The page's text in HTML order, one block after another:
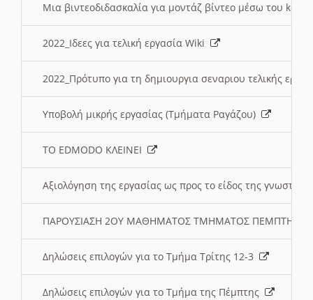
Μια βιντεοδιδασκαλία για μοντάζ βίντεο μέσω του
2022_Ιδεες για τελική εργασία Wiki
2022_Πρότυπο για τη δημιουργια σεναριου τελικής
Υποβολή μικρής εργασίας (Τμήματα Ραγάζου)
ΤΟ EDMODO ΚΛΕΙΝΕΙ
Αξιολόγηση της εργασίας ως προς το είδος της
ΠΑΡΟΥΣΙΑΣΗ 2ΟΥ ΜΑΘΗΜΑΤΟΣ ΤΜΗΜΑΤΟΣ
Δηλώσεις επιλογών για το Τμήμα Τρίτης 12-3
Δηλώσεις επιλογών για το Τμήμα της Πέμπτης